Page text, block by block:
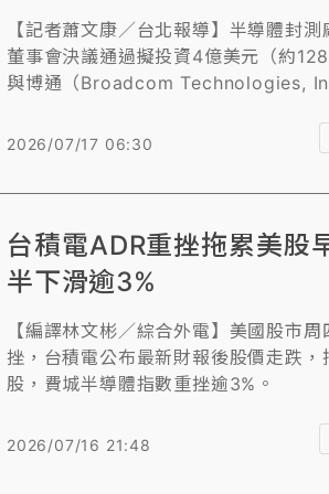
【記者蕭文康／台北報導】半導體封
董事會決議通過擬投資4億美元（約
與博通（Broadcom Technologies,
2026/07/17 06:30
台積電ADR重挫拖累美
半下滑逾3%
【編譯林文彬／綜合外電】美國股市
挫，台積電公布最新財報後股價走跌，
股，費城半導體指數重挫逾3%。
2026/07/16 21:48